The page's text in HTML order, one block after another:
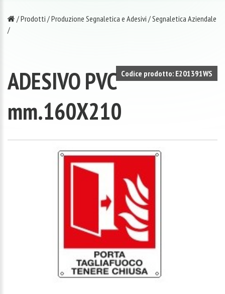
/Prodotti /Produzione Segnaletica e Adesivi /Segnaletica Aziendale
/
Codice prodotto: E201391WS
ADESIVO PVC
mm.160X210